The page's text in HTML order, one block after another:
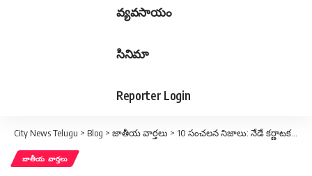
వ్యవసాయం
సినిమా
Reporter Login
City News Telugu > Blog > జాతీయ వార్తలు > 10 సంచలన నిజాలు: నేడే కర్ణాటక సీఎంగా ప్రమాణస్వీకారం చేయనున్న DK Shivakumar!
జాతీయ వార్తలు